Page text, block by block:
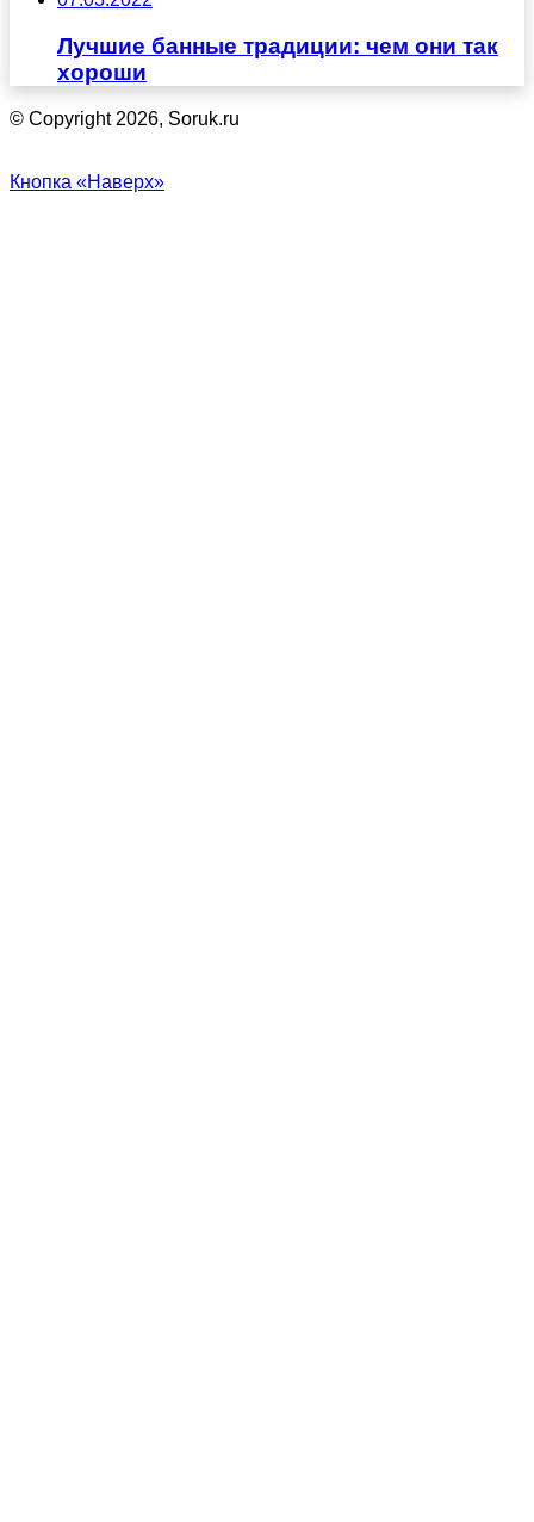
Лучшие банные традиции: чем они так
хороши
© Copyright 2026, Soruk.ru
Кнопка «Наверх»